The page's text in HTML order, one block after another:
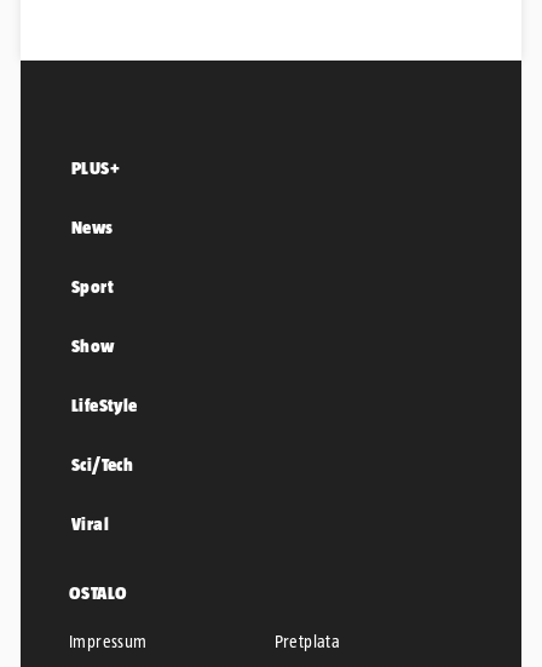
PLUS+
News
Sport
Show
LifeStyle
Sci/Tech
Viral
OSTALO
Impressum Pretplata